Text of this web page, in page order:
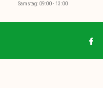
Samstag: 09:00 - 13:00